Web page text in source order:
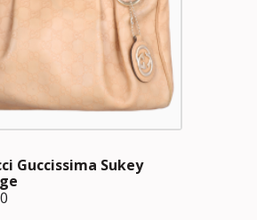
Guccissima Sukey